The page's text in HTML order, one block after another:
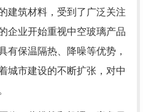
建筑材料，受到了广泛关注
企业开始重视中空玻璃产品
有保温隔热、降噪等优势，
城市建设的不断扩张，对中